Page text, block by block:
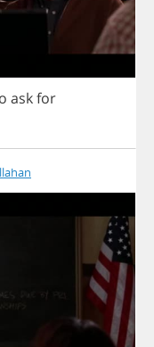
askfor